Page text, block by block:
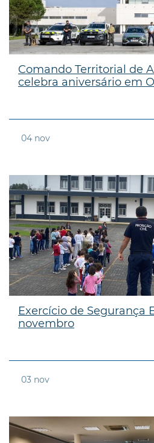
Comando Territorial de
celebra aniversário em
04 nov
Exercício de Segurança
novembro
03 nov